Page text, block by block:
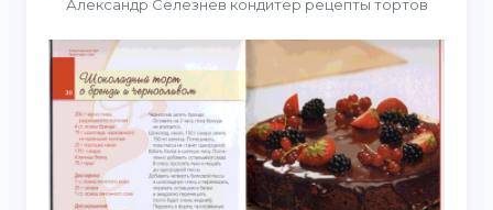
Александр Селезнев кондитер рецепты тортов